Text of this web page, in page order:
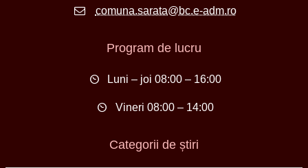
comuna.sarata@bc.e-adm.ro
Program de lucru
Luni – joi 08:00 – 16:00
Vineri 08:00 – 14:00
Categorii de știri